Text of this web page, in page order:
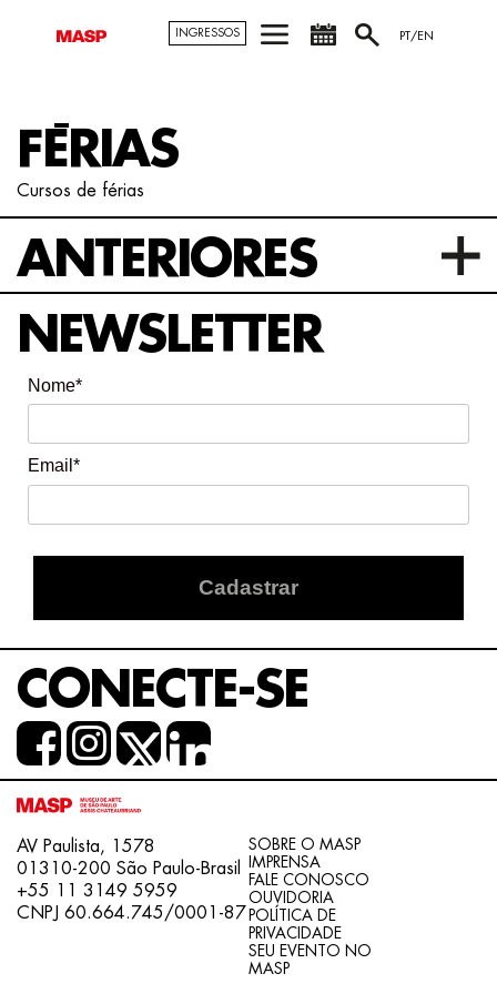
INGRESSOS PT/EN
FÉRIAS
Cursos de férias
ANTERIORES
NEWSLETTER
Nome*
Email*
Cadastrar
CONECTE-SE
AV Paulista, 1578
01310-200 São Paulo-Brasil
+55 11 3149 5959
CNPJ 60.664.745/0001-87
SOBRE O MASP
IMPRENSA
FALE CONOSCO
OUVIDORIA
POLÍTICA DE
PRIVACIDADE
SEU EVENTO NO
MASP